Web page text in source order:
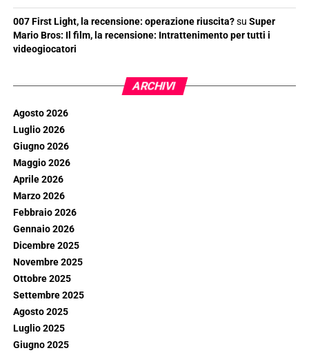
007 First Light, la recensione: operazione riuscita?su Super
Mario Bros: Il film, la recensione: Intrattenimento per tutti i
videogiocatori
ARCHIVI
Agosto 2026
Luglio 2026
Giugno 2026
Maggio 2026
Aprile 2026
Marzo 2026
Febbraio 2026
Gennaio 2026
Dicembre 2025
Novembre 2025
Ottobre 2025
Settembre 2025
Agosto 2025
Luglio 2025
Giugno 2025